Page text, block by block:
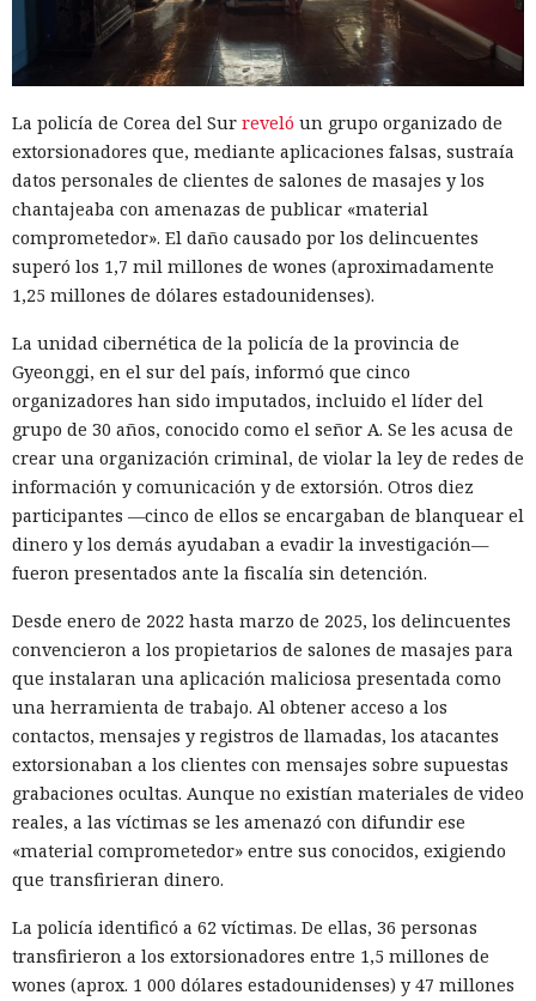
La policía de Corea del Sur reveló un grupo organizado de
extorsionadores que, mediante aplicaciones falsas, sustraía
datos personales de clientes de salones de masajes y los
chantajeaba con amenazas de publicar «material
comprometedor». El daño causado por los delincuentes
superó los 1,7 mil millones de wones (aproximadamente
1,25 millones de dólares estadounidenses).
La unidad cibernética de la policía de la provincia de
Gyeonggi, en el sur del país, informó que cinco
organizadores han sido imputados, incluido el líder del
grupo de 30 años, conocido como el señor A. Se les acusa de
crear una organización criminal, de violar la ley de redes de
información y comunicación y de extorsión. Otros diez
participantes —cinco de ellos se encargaban de blanquear el
dinero y los demás ayudaban a evadir la investigación—
fueron presentados ante la fiscalía sin detención.
Desde enero de 2022 hasta marzo de 2025, los delincuentes
convencieron a los propietarios de salones de masajes para
que instalaran una aplicación maliciosa presentada como
una herramienta de trabajo. Al obtener acceso a los
contactos, mensajes y registros de llamadas, los atacantes
extorsionaban a los clientes con mensajes sobre supuestas
grabaciones ocultas. Aunque no existían materiales de video
reales, a las víctimas se les amenazó con difundir ese
«material comprometedor» entre sus conocidos, exigiendo
que transfirieran dinero.
La policía identificó a 62 víctimas. De ellas, 36 personas
transfirieron a los extorsionadores entre 1,5 millones de
wones (aprox. 1 000 dólares estadounidenses) y 47 millones